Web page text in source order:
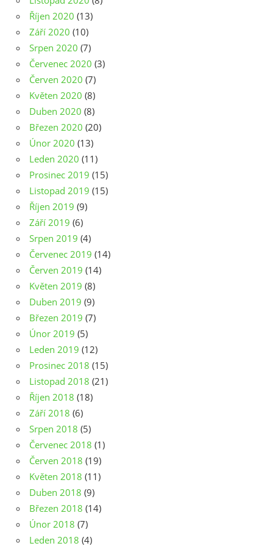
Říjen 2020 (13)
Září 2020 (10)
Srpen 2020 (7)
Červenec 2020 (3)
Červen 2020 (7)
Květen 2020 (8)
Duben 2020 (8)
Březen 2020 (20)
Únor 2020 (13)
Leden 2020 (11)
Prosinec 2019 (15)
Listopad 2019 (15)
Říjen 2019 (9)
Září 2019 (6)
Srpen 2019 (4)
Červenec 2019 (14)
Červen 2019 (14)
Květen 2019 (8)
Duben 2019 (9)
Březen 2019 (7)
Únor 2019 (5)
Leden 2019 (12)
Prosinec 2018 (15)
Listopad 2018 (21)
Říjen 2018 (18)
Září 2018 (6)
Srpen 2018 (5)
Červenec 2018 (1)
Červen 2018 (19)
Květen 2018 (11)
Duben 2018 (9)
Březen 2018 (14)
Únor 2018 (7)
Leden 2018 (4)